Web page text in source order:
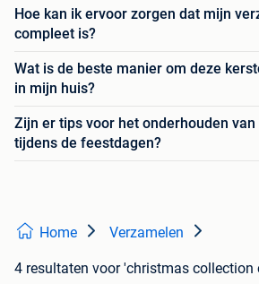
Hoe kan ik ervoor zorgen dat mijn
compleet is?
Wat is de beste manier om deze
in mijn huis?
Zijn er tips voor het onderhouden
tijdens de feestdagen?
Home Verzamelen
4 resultaten voor 'christmas collection